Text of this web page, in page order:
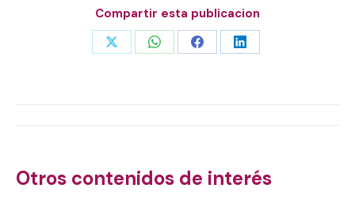
Compartir esta publicacion
Share Share Share Share
Otros contenidos de interés